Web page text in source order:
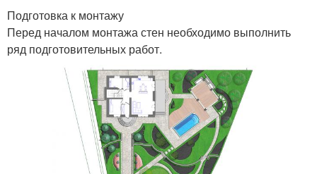
Подготовка к монтажу
Перед началом монтажа стен необходимо выполнить
ряд подготовительных работ.